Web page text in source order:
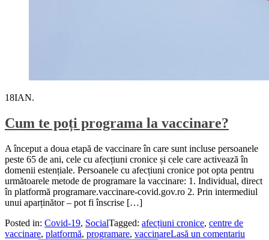
18IAN.
Cum te poți programa la vaccinare?
A început a doua etapă de vaccinare în care sunt incluse persoanele
peste 65 de ani, cele cu afecțiuni cronice și cele care activează în
domenii estențiale. Persoanele cu afecțiuni cronice pot opta pentru
următoarele metode de programare la vaccinare: 1. Individual, direct
în platformă programare.vaccinare-covid.gov.ro 2. Prin intermediul
unui aparținător – pot fi înscrise […]
Posted in: Covid-19, SocialTagged: afecțiuni cronice, centre de
vaccinare, platformă, programare, vaccinareLasă un comentariu